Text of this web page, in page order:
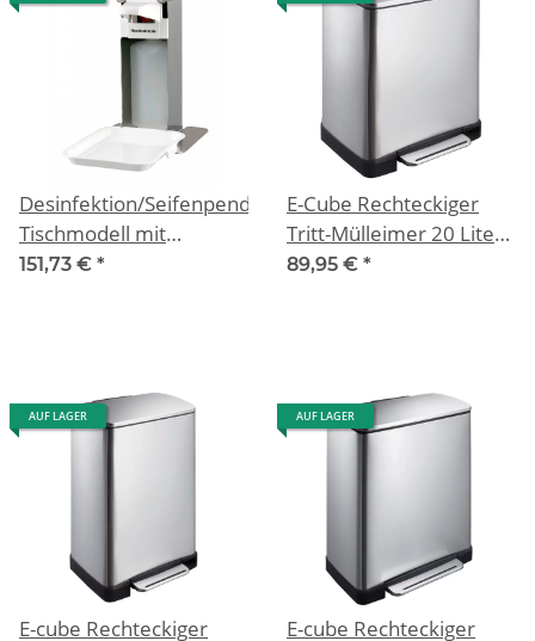
Desinfektion/Seifenpender
Tischmodell mit
Tropfschale
151,73 € *
E-Cube Rechteckiger
Tritt-Mülleimer 20 Liter,
EKO
89,95 € *
AUF LAGER
E-cube Rechteckiger
AUF LAGER
E-cube Rechteckiger